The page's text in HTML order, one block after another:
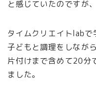
と感じていたのですが、
タイムクリエイトlabで
子どもと調理をしなが
片付けまで含めて20分
ました。